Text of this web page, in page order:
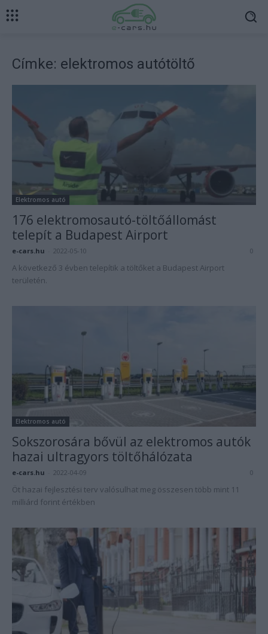
Címke: elektromos autótöltő
Elektromos autó
176 elektromosautó-töltőállomást
telepít a Budapest Airport
e-cars.hu 2022-05-10 0
A következő 3 évben telepítik a töltőket a Budapest Airport
területén.
Elektromos autó
Sokszorosára bővül az elektromos autók
hazai ultragyors töltőhálózata
e-cars.hu 2022-04-09 0
Öt hazai fejlesztési terv valósulhat meg összesen több mint 11
milliárd forint értékben